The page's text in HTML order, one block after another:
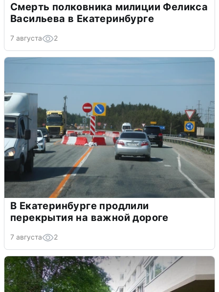
Смерть полковника милиции Феликса
Васильева в Екатеринбурге
7 августа 2
В Екатеринбурге продлили
перекрытия на важной дороге
7 августа 2